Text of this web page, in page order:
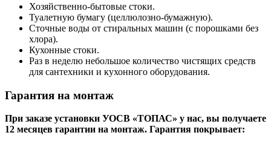
Хозяйственно-бытовые стоки.
Туалетную бумагу (целлюлозно-бумажную).
Сточные воды от стиральных машин (с порошками без
хлора).
Кухонные стоки.
Раз в неделю небольшое количество чистящих средств
для сантехники и кухонного оборудования.
Гарантия на монтаж
При заказе установки УОСВ «ТОПАС» у нас, вы получаете
12 месяцев гарантии на монтаж. Гарантия покрывает: